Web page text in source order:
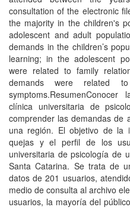
consultation of the electronic
the majority in the children's
adolescent and adult
demands in the children’s
learning; in the adolescent
were related to family
demands were related
clínica universitaria de
comprender las demandas de
una región. El objetivo de la
quejas y el perfil de los
universitaria de psicología de
Santa Catarina. Se trata de
datos de 201 usuarios,
medio de consulta al archivo
usuarios, la mayoría del